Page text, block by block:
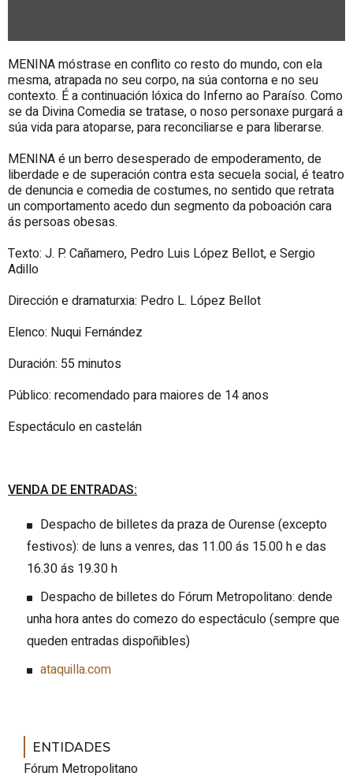
MENINAmóstrase en conflito co resto do mundo, con ela
mesma, atrapada no seu corpo, na súa contorna e no seu
contexto. É a continuación lóxica do Inferno ao Paraíso. Como
se da Divina Comedia se tratase, o noso personaxe purgará a
súa vida para atoparse, para reconciliarse e para liberarse.
MENINAé un berro desesperado de empoderamento, de
liberdade e de superación contra esta secuela social, é teatro
de denuncia e comedia de costumes, no sentido que retrata
un comportamento acedo dun segmento da poboación cara
ás persoas obesas.
Texto: J. P. Cañamero, Pedro Luis López Bellot, e Sergio
Adillo
Dirección e dramaturxia: Pedro L. López Bellot
Elenco: Nuqui Fernández
Duración: 55 minutos
Público: recomendado para maiores de 14 anos
Espectáculo en castelán
VENDA DE ENTRADAS:
Despacho de billetes da praza de Ourense (excepto
festivos): de luns a venres, das 11.00 ás 15.00 h e das
16.30 ás 19.30 h
Despacho de billetes do Fórum Metropolitano: dende
unha hora antes do comezo do espectáculo (sempre que
queden entradas dispoñibles)
ataquilla.com
ENTIDADES
Fórum Metropolitano